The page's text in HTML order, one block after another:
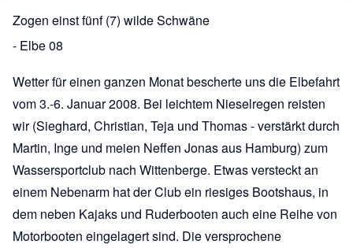
Zogen einst fünf (7) wilde Schwäne
- Elbe 08
Wetter für einen ganzen Monat bescherte uns die Elbefahrt
vom 3.-6. Januar 2008. Bei leichtem Nieselregen reisten
wir (Sieghard, Christian, Teja und Thomas - verstärkt durch
Martin, Inge und meien Neffen Jonas aus Hamburg) zum
Wassersportclub nach Wittenberge. Etwas versteckt an
einem Nebenarm hat der Club ein riesiges Bootshaus, in
dem neben Kajaks und Ruderbooten auch eine Reihe von
Motorbooten eingelagert sind. Die versprochene